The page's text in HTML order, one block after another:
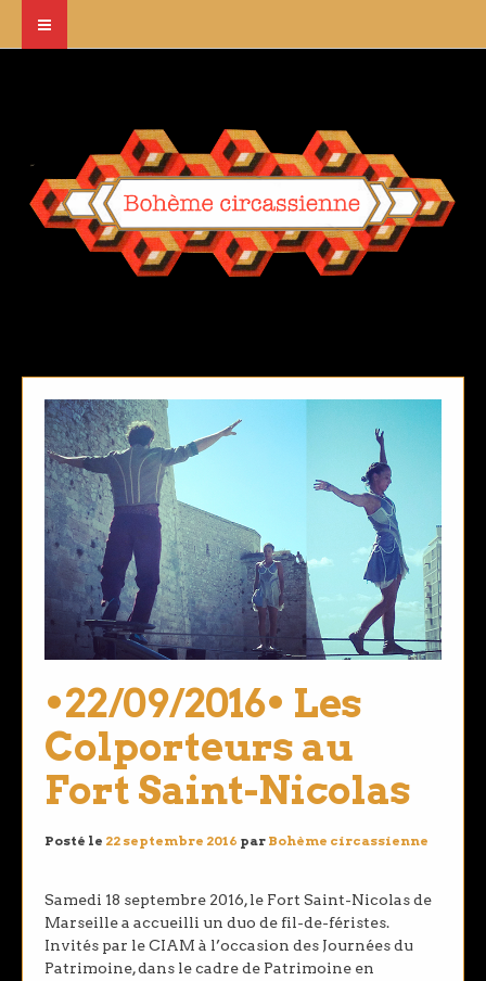
•22/09/2016• Les
Colporteurs au
Fort Saint-Nicolas
Posté le 22 septembre 2016 par Bohème circassienne
Samedi 18 septembre 2016, le Fort Saint-Nicolas de
Marseille a accueilli un duo de fil-de-féristes.
Invités par le CIAM à l’occasion des Journées du
Patrimoine, dans le cadre de Patrimoine en